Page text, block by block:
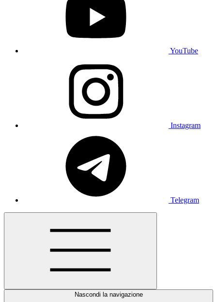
YouTube
Instagram
Telegram
Nascondi la navigazione